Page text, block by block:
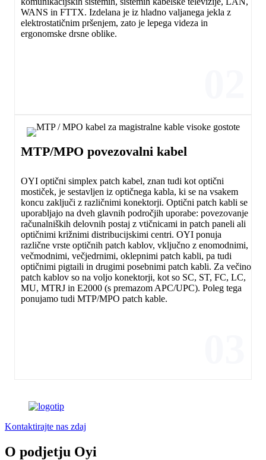
WANS in FTTX. Izdelana je iz hladno valjanega jekla z
elektrostatičnim pršenjem, zato je lepega videza in
ergonomske drsne oblike.
MTP/MPO povezovalni kabel
OYI optični simplex patch kabel, znan tudi kot optični
mostiček, je sestavljen iz optičnega kabla, ki se na vsakem
koncu zaključi z različnimi konektorji. Optični patch kabli se
uporabljajo na dveh glavnih področjih uporabe: povezovanje
računalniških delovnih postaj z vtičnicami in patch paneli ali
optičnimi križnimi distribucijskimi centri. OYI ponuja
različne vrste optičnih patch kablov, vključno z enomodnimi,
večmodnimi, večjedrnimi, oklepnimi patch kabli, pa tudi
optičnimi pigtaili in drugimi posebnimi patch kabli. Za večino
patch kablov so na voljo konektorji, kot so SC, ST, FC, LC,
MU, MTRJ in E2000 (s premazom APC/UPC). Poleg tega
ponujamo tudi MTP/MPO patch kable.
Kontaktirajte nas zdaj
O podjetju Oyi